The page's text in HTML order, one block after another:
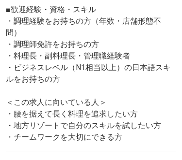
■歓迎経験・資格・スキル
・調理経験をお持ちの方（年数・店舗形態不
問）
・調理師免許をお持ちの方
・料理長・副料理長・管理職経験者
・ビジネスレベル（N1相当以上）の日本語スキ
ルをお持ちの方
＜この求人に向いている人＞
・腰を据えて長く料理を追求したい方
・地方リゾートで自分のスキルを試したい方
・チームワークを大切にできる方